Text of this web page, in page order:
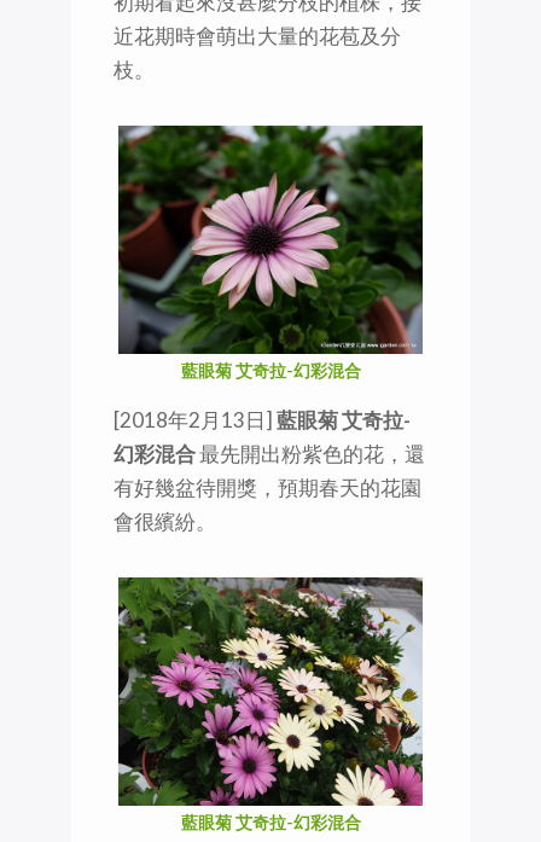
近花期時會萌出大量的花苞及分
枝。
藍眼菊 艾奇拉-幻彩混合
[2018年2月13日]藍眼菊 艾奇拉-
幻彩混合最先開出粉紫色的花，還
有好幾盆待開獎，預期春天的花園
會很繽紛。
藍眼菊 艾奇拉-幻彩混合